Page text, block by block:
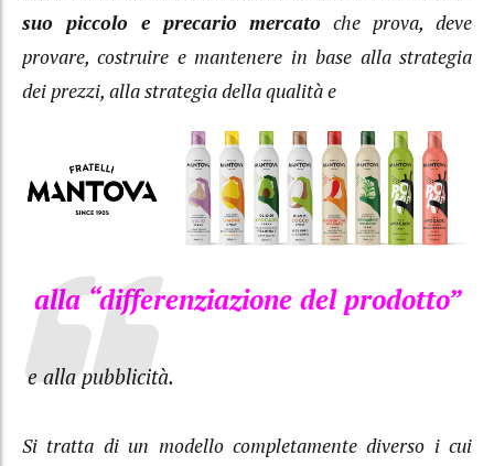
suo piccolo e precario mercato cheprova, deve
provare, costruire e mantenere in base alla strategia
dei prezzi, alla strategia della qualità e
alla “differenziazione del prodotto”
e alla pubblicità.
Si tratta di un modello completamente diverso i cui